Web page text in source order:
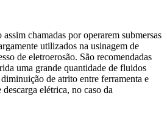
assim chamadas por operarem submersas
utilizados na usinagem de
de eletroerosão. São recomendadas
uma grande quantidade de fluidos
de atrito entre ferramenta e
elétrica, no caso da